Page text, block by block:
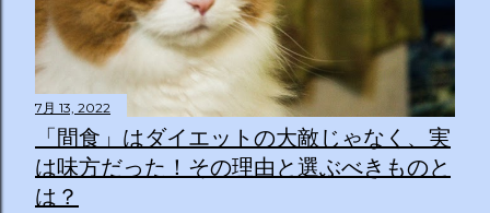
7月 13, 2022
「間食」はダイエットの大敵じゃなく、実
は味方だった！その理由と選ぶべきものと
は？